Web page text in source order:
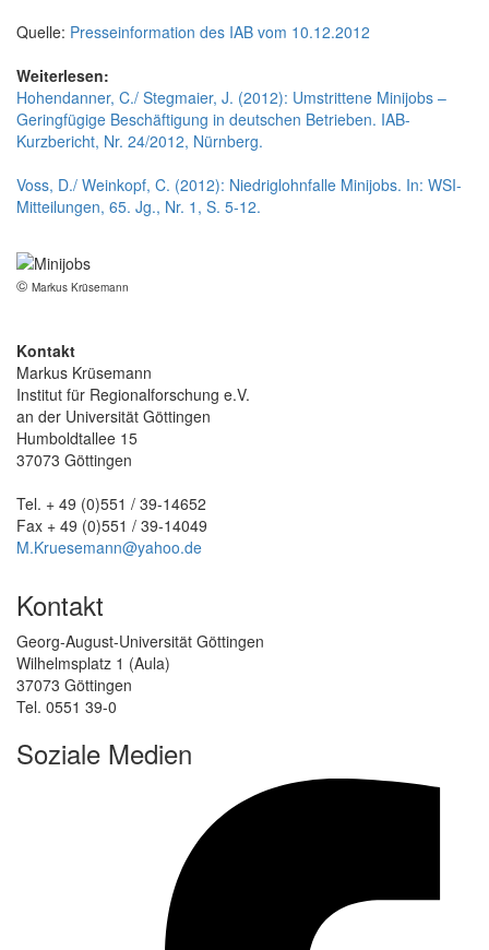
Quelle: Presseinformation des IAB vom 10.12.2012
Weiterlesen:
Hohendanner, C./ Stegmaier, J. (2012): Umstrittene Minijobs –
Geringfügige Beschäftigung in deutschen Betrieben. IAB-
Kurzbericht, Nr. 24/2012, Nürnberg.
Voss, D./ Weinkopf, C. (2012): Niedriglohnfalle Minijobs. In: WSI-
Mitteilungen, 65. Jg., Nr. 1, S. 5-12.
© Markus Krüsemann
Kontakt
Markus Krüsemann
Institut für Regionalforschung e.V.
an der Universität Göttingen
Humboldtallee 15
37073 Göttingen
Tel. + 49 (0)551 / 39-14652
Fax + 49 (0)551 / 39-14049
M.Kruesemann@yahoo.de
Kontakt
Georg-August-Universität Göttingen
Wilhelmsplatz 1 (Aula)
37073 Göttingen
Tel. 0551 39-0
Soziale Medien